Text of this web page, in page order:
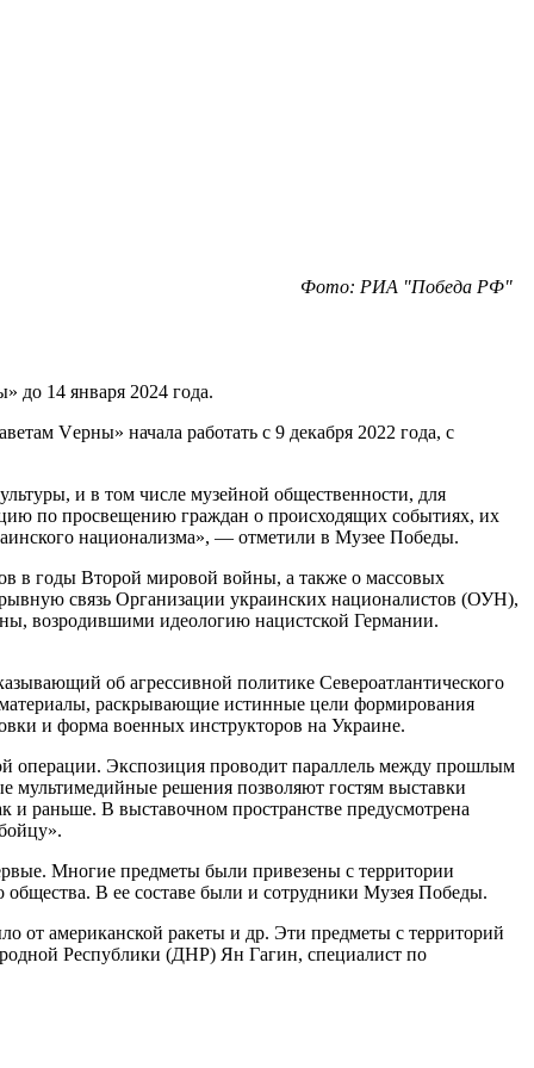
Фото: РИА "Победа РФ"
до 14 января 2024 года.
Vерны» начала работать с 9 декабря 2022 года, с
и в том числе музейной общественности, для
по просвещению граждан о происходящих событиях, их
национализма», — отметили в Музее Победы.
в годы Второй мировой войны, а также о массовых
связь Организации украинских националистов (ОУН),
возродившими идеологию нацистской Германии.
об агрессивной политике Североатлантического
раскрывающие истинные цели формирования
и форма военных инструкторов на Украине.
операции. Экспозиция проводит параллель между прошлым
решения позволяют гостям выставки
и раньше. В выставочном пространстве предусмотрена
Многие предметы были привезены с территории
В ее составе были и сотрудники Музея Победы.
американской ракеты и др. Эти предметы с территорий
Республики (ДНР) Ян Гагин, специалист по